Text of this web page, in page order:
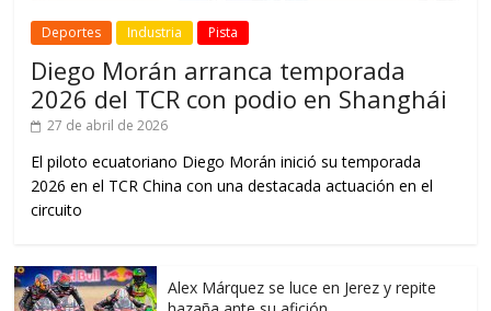
Deportes Industria Pista
Diego Morán arranca temporada
2026 del TCR con podio en Shanghái
27 de abril de 2026
El piloto ecuatoriano Diego Morán inició su temporada
2026 en el TCR China con una destacada actuación en el
circuito
Alex Márquez se luce en Jerez y repite